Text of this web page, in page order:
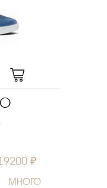
₽
МНОГО